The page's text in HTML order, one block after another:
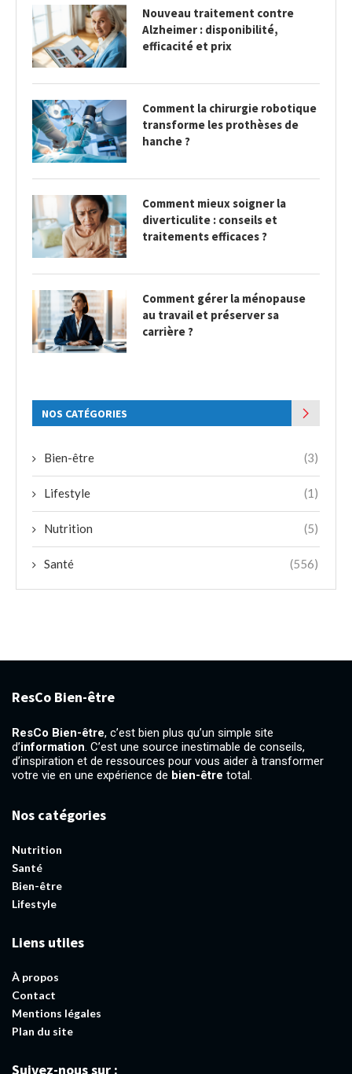
Nouveau traitement contre
Alzheimer : disponibilité,
efficacité et prix
Comment la chirurgie robotique
transforme les prothèses de
hanche ?
Comment mieux soigner la
diverticulite : conseils et
traitements efficaces ?
Comment gérer la ménopause
au travail et préserver sa
carrière ?
NOS CATÉGORIES
Bien-être (3)
Lifestyle (1)
Nutrition (5)
Santé (556)
ResCo Bien-être
ResCo Bien-être, c’est bien plus qu’un simple site
d’information. C’est une source inestimable de conseils,
d’inspiration et de ressources pour vous aider à transformer
votre vie en une expérience de bien-être total.
Nos catégories
Nutrition
Santé
Bien-être
Lifestyle
Liens utiles
À propos
Contact
Mentions légales
Plan du site
Suivez-nous sur :